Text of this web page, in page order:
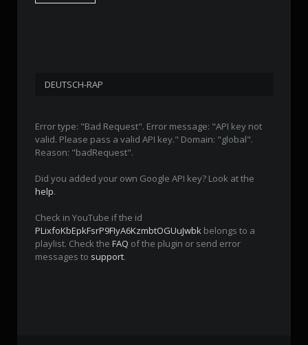
DEUTSCH-RAP
Error type: "Bad Request". Error message: "API key not
valid. Please pass a valid API key." Domain: "global".
Reason: "badRequest".
Did you added your own Google API key? Look at the
help.
Check in YouTube if the id
PLixfoKbEpkFsrP9FIyA6KzmbtOGUuJwbk belongs to a
playlist. Check the FAQ of the plugin or send error
messages to support.